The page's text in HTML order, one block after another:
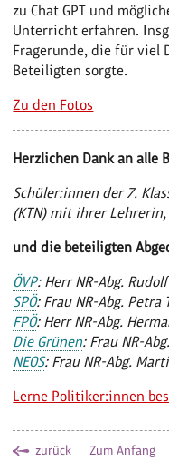
zu Chat GPT und
Unterricht erfahren.
Fragerunde, die für viel
Beteiligten sorgte.
Zu den Fotos
Herzlichen Dank an alle
Schüler:innen der 7.
(KTN) mit ihrer Lehrerin,
und die beteiligten
ÖVP: Herr NR-Abg.
SPÖ: Frau NR-Abg. Petra
FPÖ: Herr NR-Abg.
Die Grünen: Frau NR-
NEOS: Frau NR-Abg.
Lerne Politiker:innen
zurück Zum Anfang